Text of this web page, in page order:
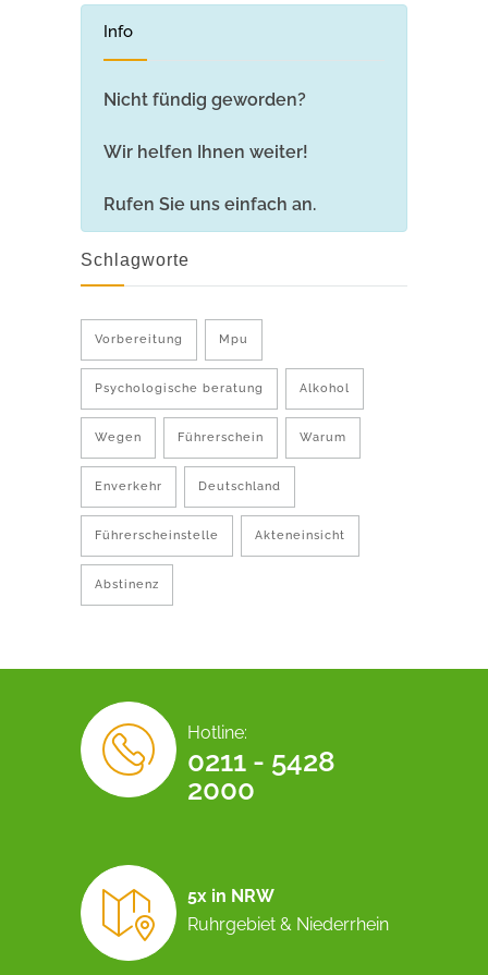
Info
Nicht fündig geworden?
Wir helfen Ihnen weiter!
Rufen Sie uns einfach an.
Schlagworte
Vorbereitung Mpu
Psychologische beratung Alkohol
Wegen Führerschein Warum
Enverkehr Deutschland
Führerscheinstelle Akteneinsicht
Abstinenz
Hotline:
0211 - 5428
2000
5x in NRW
Ruhrgebiet & Niederrhein